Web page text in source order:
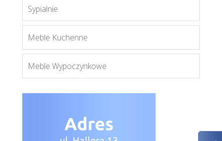
Forrest FR18
Więcej
Sypialnie
Meble Kuchenne
Meble Wypoczynkowe